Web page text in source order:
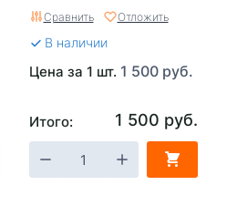
Сравнить Отложить
В наличии
Цена за 1 шт. 1 500 руб.
Итого: 1 500 руб.